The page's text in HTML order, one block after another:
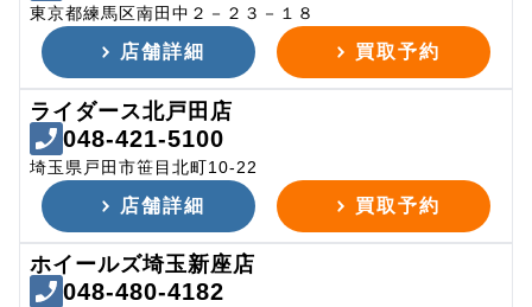
東京都練馬区南田中２－２３－１８
店舗詳細 買取予約
ライダース北戸田店
048-421-5100
埼玉県戸田市笹目北町10-22
店舗詳細 買取予約
ホイールズ埼玉新座店
048-480-4182